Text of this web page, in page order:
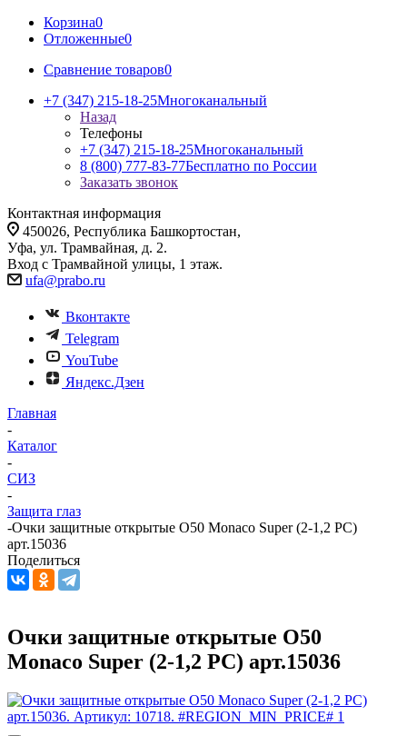
Корзина0
Отложенные0
Сравнение товаров0
+7 (347) 215-18-25Многоканальный
Назад
Телефоны
+7 (347) 215-18-25Многоканальный
8 (800) 777-83-77Бесплатно по России
Заказать звонок
Контактная информация
450026, Республика Башкортостан,
Уфа, ул. Трамвайная, д. 2.
Вход с Трамвайной улицы, 1 этаж.
ufa@prabo.ru
Вконтакте
Telegram
YouTube
Яндекс.Дзен
Главная
-
Каталог
-
СИЗ
-
Защита глаз
-Очки защитные открытые О50 Monaco Super (2-1,2 PC)
арт.15036
Поделиться
Очки защитные открытые О50
Monaco Super (2-1,2 PC) арт.15036